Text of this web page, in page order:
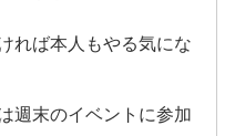
れば本人もやる気にな
週末のイベントに参加